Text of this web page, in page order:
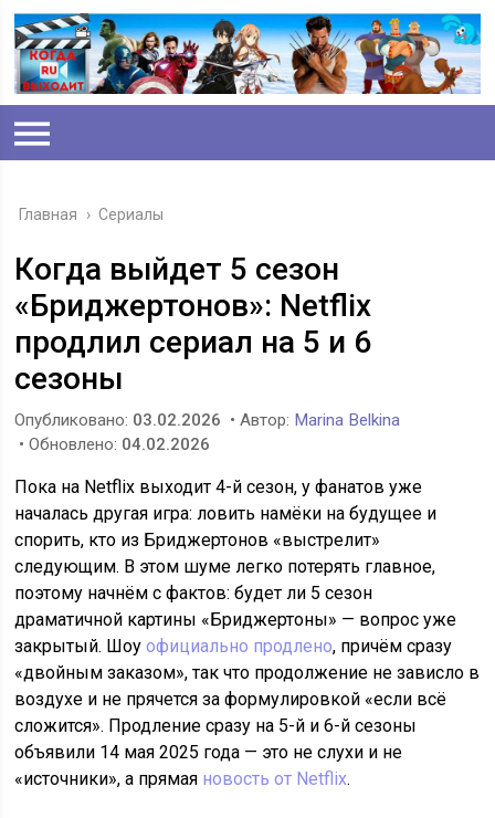
Главная › Сериалы
Когда выйдет 5 сезон
«Бриджертонов»: Netflix
продлил сериал на 5 и 6
сезоны
Опубликовано: 03.02.2026 • Автор: Marina Belkina
• Обновлено: 04.02.2026
Пока на Netflix выходит 4-й сезон, у фанатов уже
началась другая игра: ловить намёки на будущее и
спорить, кто из Бриджертонов «выстрелит»
следующим. В этом шуме легко потерять главное,
поэтому начнём с фактов: будет ли 5 сезон
драматичной картины «Бриджертоны» — вопрос уже
закрытый. Шоуофициально продлено, причём сразу
«двойным заказом», так что продолжение не зависло в
воздухе и не прячется за формулировкой «если всё
сложится». Продление сразу на 5-й и 6-й сезоны
объявили 14 мая 2025 года — это не слухи и не
«источники», а прямая новость от Netflix.